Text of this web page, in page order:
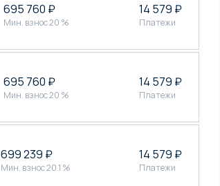
695 760 ₽
Мин. взнос 20 %
14 579 ₽
Платежи
695 760 ₽
Мин. взнос 20 %
14 579 ₽
Платежи
699 239 ₽
Мин. взнос 20.1 %
14 579 ₽
Платежи